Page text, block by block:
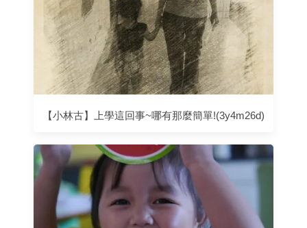
【小林古】上學這回事~哪有那麼簡單!(3y4m26d)